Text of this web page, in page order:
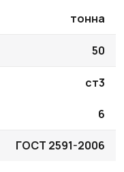
тонна
50
ст3
6
ГОСТ 2591-2006